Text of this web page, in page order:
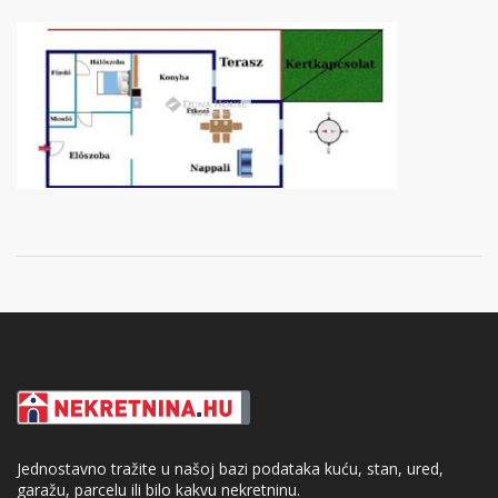
Jednostavno tražite u našoj bazi podataka kuću, stan, ured,
garažu, parcelu ili bilo kakvu nekretninu.